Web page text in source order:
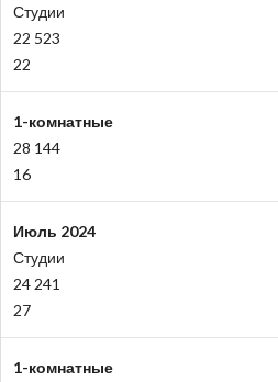
Студии
22 523
22
1-комнатные
28 144
16
Июль 2024
Студии
24 241
27
1-комнатные